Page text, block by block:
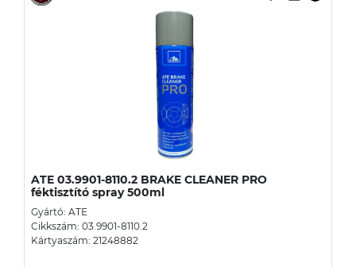
ATE 03.9901-8110.2 BRAKE CLEANER PRO
féktisztító spray 500ml
Gyártó: ATE
Cikkszám: 03.9901-8110.2
Kártyaszám: 21248882